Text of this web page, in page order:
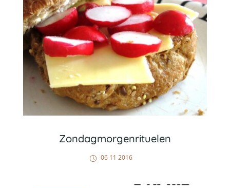
Zondagmorgenrituelen
06 11 2016